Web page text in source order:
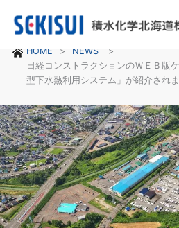
HOME
NEWS
日経コンストラクションのＷＥＢ版
型下水熱利用システム」が紹介され